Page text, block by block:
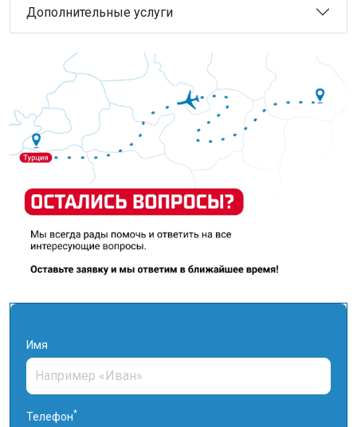
Дополнительные услуги
Имя
Телефон*